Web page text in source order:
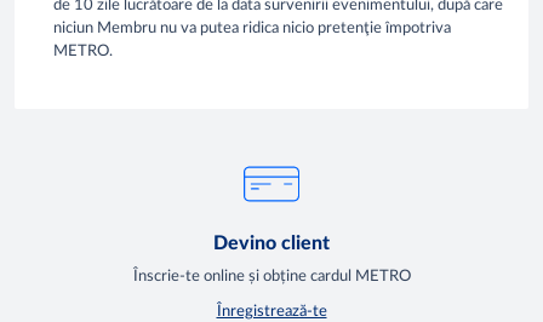
de 10 zile lucrătoare de la data survenirii evenimentului, după care
niciun Membru nu va putea ridica nicio pretenţie împotriva
METRO.
Devino client
Înscrie-te online și obține cardul METRO
Înregistrează-te